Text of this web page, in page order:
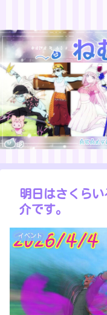
明日はさくら
介です。
イベント